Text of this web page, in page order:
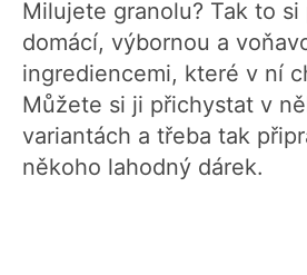
Milujete granolu? Tak to
domácí, výbornou a
ingrediencemi, které v ní
Můžete si ji přichystat v
variantách a třeba tak
někoho lahodný dárek.